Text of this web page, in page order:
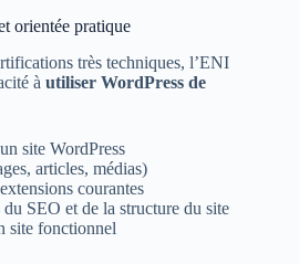
orientée pratique
très techniques, l’ENI
à utiliser WordPress de
site WordPress
articles, médias)
courantes
SEO et de la structure du site
site fonctionnel